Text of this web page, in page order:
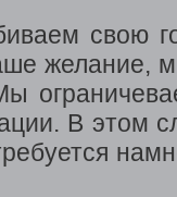
свою
желание,
В этом